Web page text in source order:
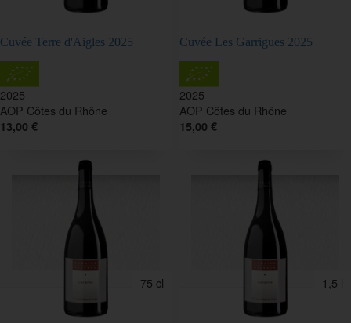
Cuvée Terre d'Aigles 2025
2025
AOP Côtes du Rhône
13,00 €
Cuvée Les Garrigues 2025
2025
AOP Côtes du Rhône
15,00 €
75 cl 1,5 l